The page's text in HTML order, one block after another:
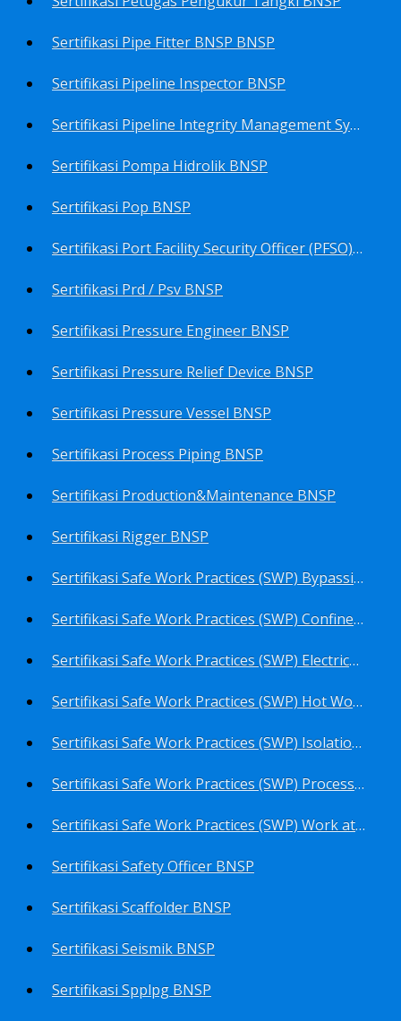
Sertifikasi Pipe Fitter BNSP BNSP
Sertifikasi Pipeline Inspector BNSP
Sertifikasi Pipeline Integrity Management System (Pims) BNSP
Sertifikasi Pompa Hidrolik BNSP
Sertifikasi Pop BNSP
Sertifikasi Port Facility Security Officer (PFSO) BNSP
Sertifikasi Prd / Psv BNSP
Sertifikasi Pressure Engineer BNSP
Sertifikasi Pressure Relief Device BNSP
Sertifikasi Pressure Vessel BNSP
Sertifikasi Process Piping BNSP
Sertifikasi Production&Maintenance BNSP
Sertifikasi Rigger BNSP
Sertifikasi Safe Work Practices (SWP) Bypassing Critical Protection BNSP
Sertifikasi Safe Work Practices (SWP) Confined Space Entry BNSP
Sertifikasi Safe Work Practices (SWP) Electrical Safe Work BNSP
Sertifikasi Safe Work Practices (SWP) Hot Work BNSP
Sertifikasi Safe Work Practices (SWP) Isolation of Hazardous Energy BNSP
Sertifikasi Safe Work Practices (SWP) Process Overview and Awareness BNSP
Sertifikasi Safe Work Practices (SWP) Work at Height BNSP
Sertifikasi Safety Officer BNSP
Sertifikasi Scaffolder BNSP
Sertifikasi Seismik BNSP
Sertifikasi Spplpg BNSP